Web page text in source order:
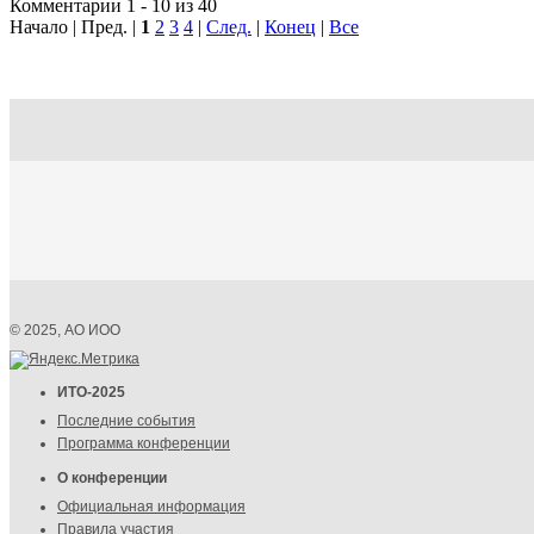
Комментарии 1 - 10 из 40
Начало | Пред. | 1 2 3 4 | След. | Конец | Все
© 2025, АО ИОО
ИТО-2025
Последние события
Программа конференции
О конференции
Официальная информация
Правила участия